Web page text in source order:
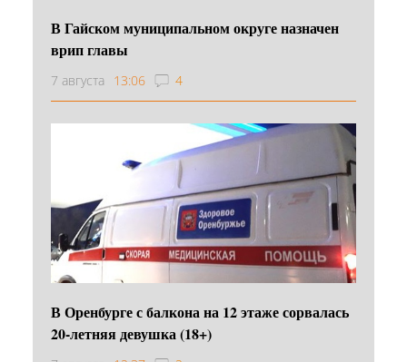
В Гайском муниципальном округе назначен
врип главы
7 августа 13:06 4
В Оренбурге с балкона на 12 этаже сорвалась
20-летняя девушка (18+)